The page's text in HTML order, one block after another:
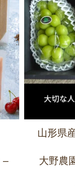
–
山形県
大野農